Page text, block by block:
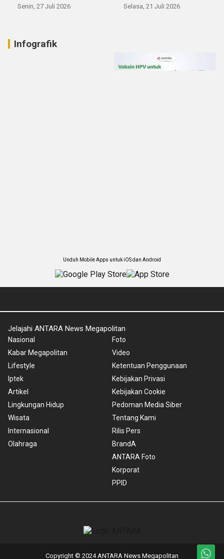
Senin, 27 Juli 2026 Selasa, 21 Juli 2026
Infografik
Unduh Mobile Apps untuk iOS dan Android
Jelajahi ANTARA News Megapolitan
Nasional
Kabar Megapolitan
Lifestyle
Iptek
Artikel
Lingkungan Hidup
Wisata
Internasional
Olahraga
Foto
Video
Ketentuan Penggunaan
Kebijakan Privasi
Kebijakan Cookie
Pedoman Media Siber
Tentang Kami
Rilis Pers
BrandA
ANTARA Foto
Korporat
PPID
Copyright © 2024 ANTARA News Megapolitan